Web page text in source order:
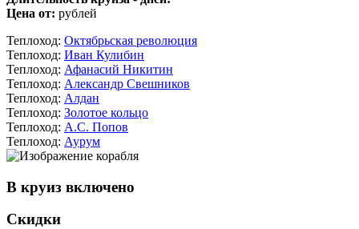
Цена от: рублей
Теплоход: Октябрьская революция
Теплоход: Иван Кулибин
Теплоход: Афанасий Никитин
Теплоход: Александр Свешников
Теплоход: Алдан
Теплоход: Золотое кольцо
Теплоход: А.С. Попов
Теплоход: Аурум
В круиз включено
Скидки